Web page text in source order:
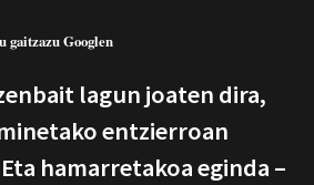
gaitzazu Googlen
lagun joaten dira,
entzierroan
hamarretakoa eginda –